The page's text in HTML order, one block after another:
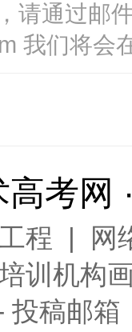
请通过邮
我们将会
高考网
程 |
网
训 机构
投稿邮